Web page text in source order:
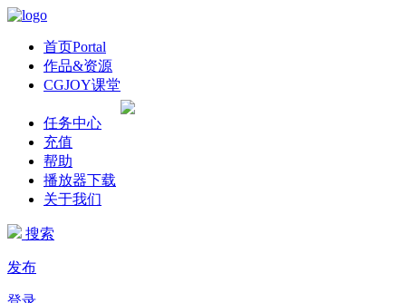
首页Portal
作品&资源
CGJOY课堂
任务中心
充值
帮助
播放器下载
关于我们
搜索
发布